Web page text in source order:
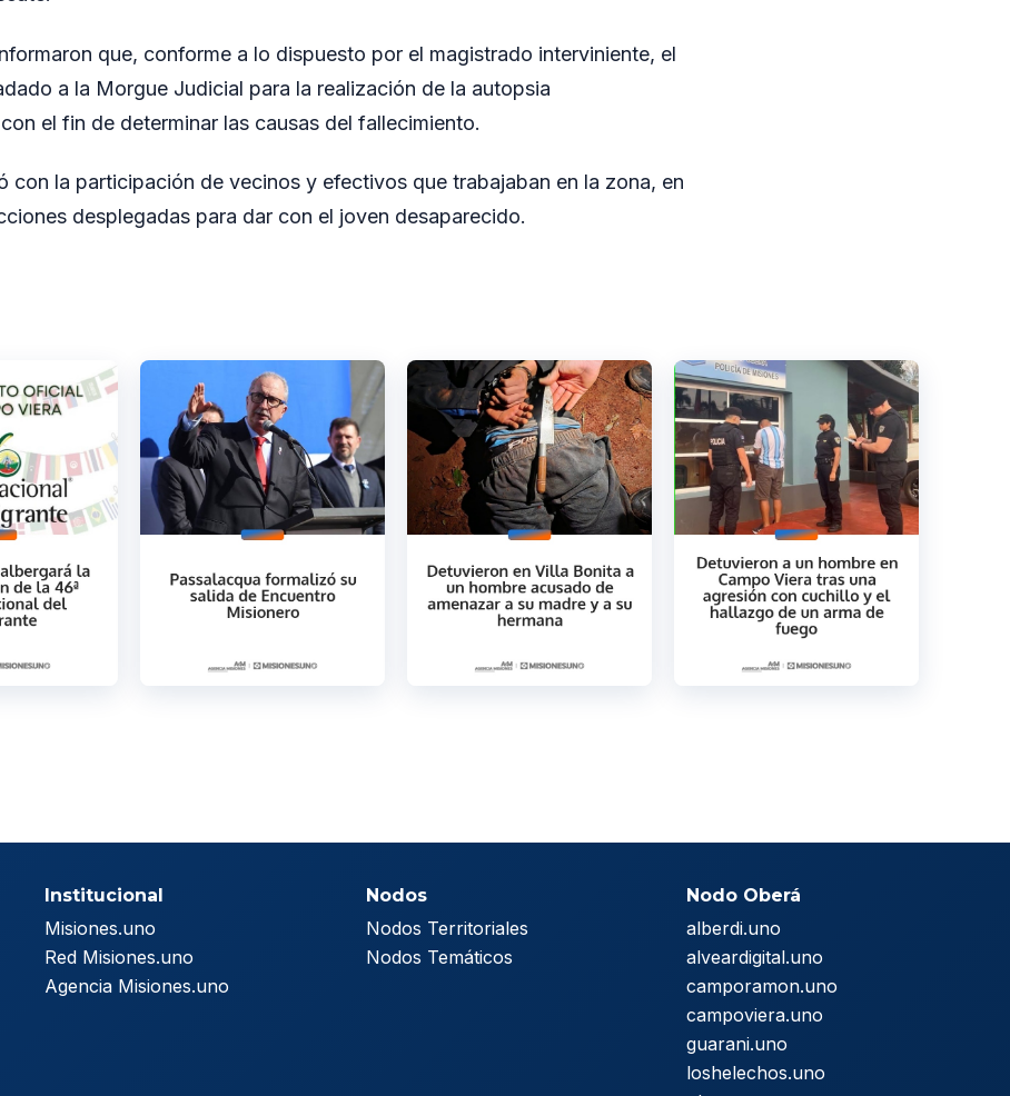
que, conforme a lo dispuesto por el magistrado interviniente, el
a la Morgue Judicial para la realización de la autopsia
el fin de determinar las causas del fallecimiento.
con la participación de vecinos y efectivos que trabajaban en la zona, en
desplegadas para dar con el joven desaparecido.
Institucional
Misiones.uno
Red Misiones.uno
Agencia Misiones.uno
Nodos
Nodos Territoriales
Nodos Temáticos
Nodo Oberá
alberdi.uno
alveardigital.uno
camporamon.uno
campoviera.uno
guarani.uno
loshelechos.uno